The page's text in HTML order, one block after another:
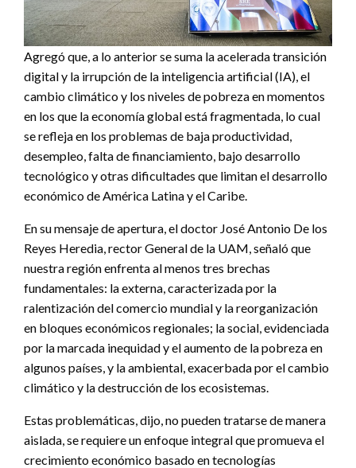
Agregó que, a lo anterior se suma la acelerada transición
digital y la irrupción de la inteligencia artificial (IA), el
cambio climático y los niveles de pobreza en momentos
en los que la economía global está fragmentada, lo cual
se refleja en los problemas de baja productividad,
desempleo, falta de financiamiento, bajo desarrollo
tecnológico y otras dificultades que limitan el desarrollo
económico de América Latina y el Caribe.
En su mensaje de apertura, el doctor José Antonio De los
Reyes Heredia, rector General de la UAM, señaló que
nuestra región enfrenta al menos tres brechas
fundamentales: la externa, caracterizada por la
ralentización del comercio mundial y la reorganización
en bloques económicos regionales; la social, evidenciada
por la marcada inequidad y el aumento de la pobreza en
algunos países, y la ambiental, exacerbada por el cambio
climático y la destrucción de los ecosistemas.
Estas problemáticas, dijo, no pueden tratarse de manera
aislada, se requiere un enfoque integral que promueva el
crecimiento económico basado en tecnologías